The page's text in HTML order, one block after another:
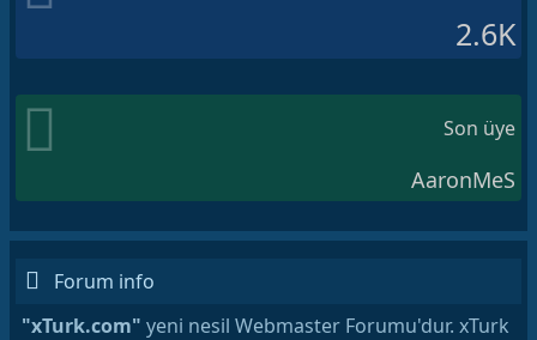
2.6K
Son üye
AaronMeS
Forum info
"xTurk.com" yeni nesil Webmaster Forumu'dur. xTurk